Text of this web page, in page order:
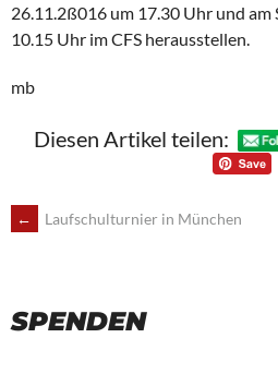
26.11.2ß016 um 17.30 Uhr und am
10.15 Uhr im CFS herausstellen.
mb
Diesen Artikel teilen:
POST
← Laufschulturnier in München
SPENDEN